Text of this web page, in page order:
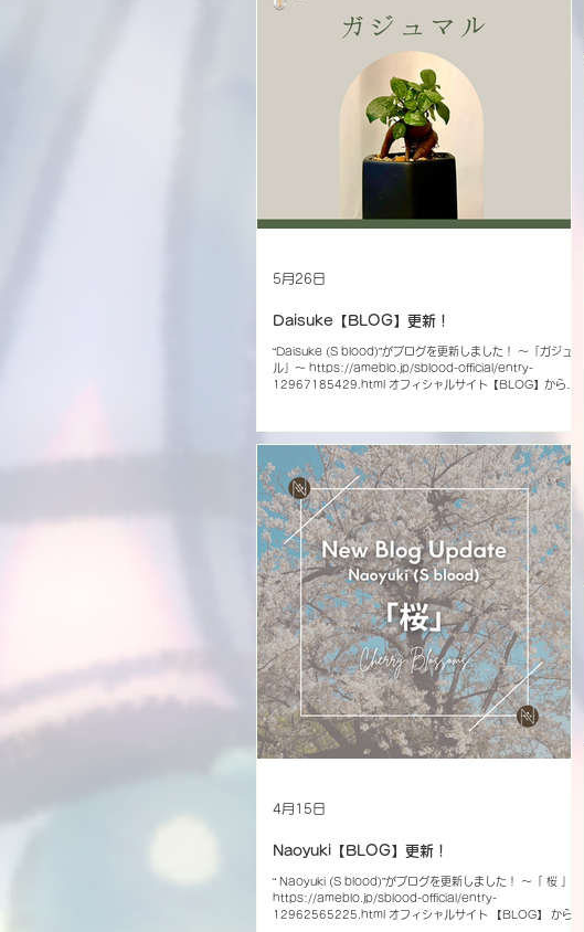
・ミックス/アレンジ：山根恋 ・イラスト：Port さらに本日
21:00より「I Love 〜僕らの関係〜」MVをYouTubeにてプ
レミア公開！ また、特設サイトも本日公開！ ▼『I Love ～僕
らの関係～』リリース特設サイト https://www.s
Daisuke【BLOG】更新！
“Daisuke (S blood)”がブログを更新しました！ 〜「ガジュマ
ル」〜 https://ameblo.jp/sblood-official/entry-
12967185429.html オフィシャルサイト【BLOG】からご
LINE(@457khpks)でID検索 BLOG
5月26日
Naoyuki【BLOG】更新！
“ Naoyuki (S blood)”がブログを更新しました！ 〜「 桜 」〜
https://ameblo.jp/sblood-official/entry-
12962565225.html オフィシャルサイト 【BLOG】 からご
4月15日